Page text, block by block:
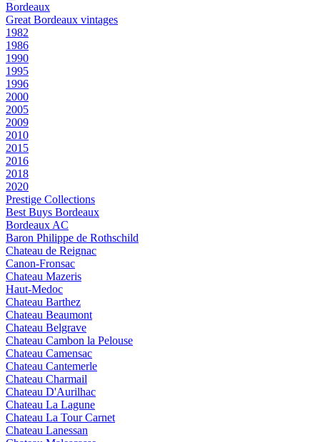
Bordeaux
Great Bordeaux vintages
1982
1986
1990
1995
1996
2000
2005
2009
2010
2015
2016
2018
2020
Prestige Collections
Best Buys Bordeaux
Bordeaux AC
Baron Philippe de Rothschild
Chateau de Reignac
Canon-Fronsac
Chateau Mazeris
Haut-Medoc
Chateau Barthez
Chateau Beaumont
Chateau Belgrave
Chateau Cambon la Pelouse
Chateau Camensac
Chateau Cantemerle
Chateau Charmail
Chateau D'Aurilhac
Chateau La Lagune
Chateau La Tour Carnet
Chateau Lanessan